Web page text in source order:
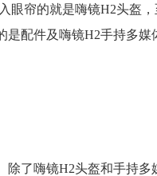
帘的就是嗨镜H2头盔
配件及嗨镜H2手持多
了嗨镜H2头盔和手持